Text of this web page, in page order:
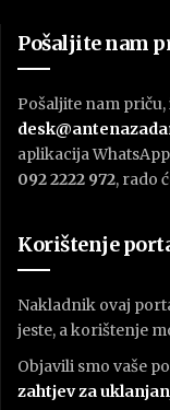
Pošaljite nam
Pošaljite nam
aplikacija
092 2222 972, rado
Korištenje
Nakladnik ovaj
jeste, a korištenje
Objavili smo vaše
zahtjev za